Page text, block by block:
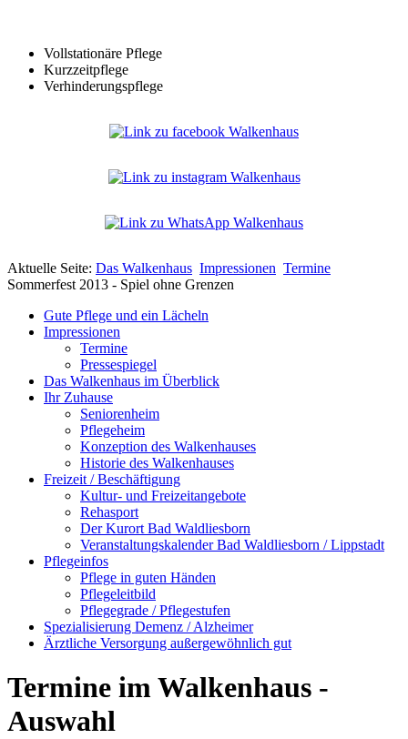
Vollstationäre Pflege
Kurzzeitpflege
Verhinderungspflege
Aktuelle Seite: Das Walkenhaus Impressionen Termine
Sommerfest 2013 - Spiel ohne Grenzen
Gute Pflege und ein Lächeln
Impressionen
Termine
Pressespiegel
Das Walkenhaus im Überblick
Ihr Zuhause
Seniorenheim
Pflegeheim
Konzeption des Walkenhauses
Historie des Walkenhauses
Freizeit / Beschäftigung
Kultur- und Freizeitangebote
Rehasport
Der Kurort Bad Waldliesborn
Veranstaltungskalender Bad Waldliesborn / Lippstadt
Pflegeinfos
Pflege in guten Händen
Pflegeleitbild
Pflegegrade / Pflegestufen
Spezialisierung Demenz / Alzheimer
Ärztliche Versorgung außergewöhnlich gut
Termine im Walkenhaus -
Auswahl